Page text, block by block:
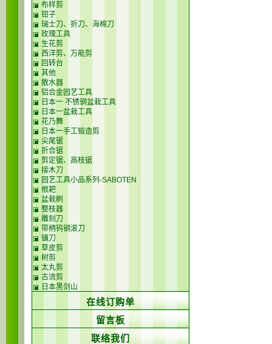
布样剪
钳子
瑞士刀、折刀、海棉刀
玫瑰工具
生花剪
西洋剪、万能剪
回转台
其他
散水器
铝合金园艺工具
日本一 不锈钢盆栽工具
日本一盆栽工具
花乃舞
日本一手工锻造剪
尖尾锯
折合锯
剪定锯、高枝锯
接木刀
园艺工具小品系列-SABOTEN
根耙
盆栽刷
整枝器
雕刻刀
带柄钨钢滚刀
镰刀
草皮剪
树剪
太丸剪
古流剪
日本黑剑山
在线订购单
留言板
联络我们